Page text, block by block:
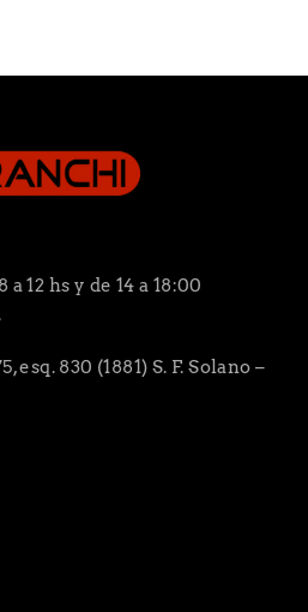
12 hs y de 14 a 18:00
esq. 830 (1881) S. F. Solano –